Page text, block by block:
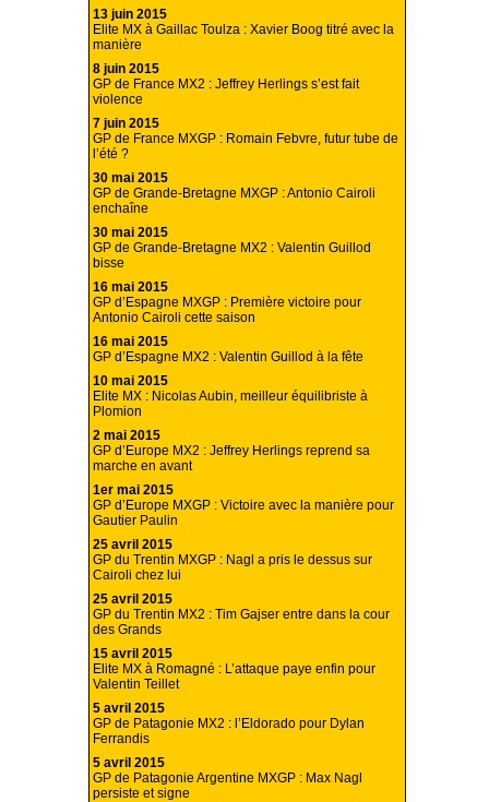
13 juin 2015
Elite MX à Gaillac Toulza : Xavier Boog titré avec la
manière
8 juin 2015
GP de France MX2 : Jeffrey Herlings s’est fait
violence
7 juin 2015
GP de France MXGP : Romain Febvre, futur tube de
l’été ?
30 mai 2015
GP de Grande-Bretagne MXGP : Antonio Cairoli
enchaîne
30 mai 2015
GP de Grande-Bretagne MX2 : Valentin Guillod
bisse
16 mai 2015
GP d’Espagne MXGP : Première victoire pour
Antonio Cairoli cette saison
16 mai 2015
GP d’Espagne MX2 : Valentin Guillod à la fête
10 mai 2015
Elite MX : Nicolas Aubin, meilleur équilibriste à
Plomion
2 mai 2015
GP d’Europe MX2 : Jeffrey Herlings reprend sa
marche en avant
1er mai 2015
GP d’Europe MXGP : Victoire avec la manière pour
Gautier Paulin
25 avril 2015
GP du Trentin MXGP : Nagl a pris le dessus sur
Cairoli chez lui
25 avril 2015
GP du Trentin MX2 : Tim Gajser entre dans la cour
des Grands
15 avril 2015
Elite MX à Romagné : L’attaque paye enfin pour
Valentin Teillet
5 avril 2015
GP de Patagonie MX2 : l’Eldorado pour Dylan
Ferrandis
5 avril 2015
GP de Patagonie Argentine MXGP : Max Nagl
persiste et signe